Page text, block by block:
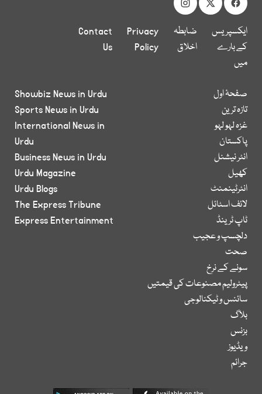
ایکسپریس
کے بارے
میں
ضابطہ
اخلاق
Privacy
Policy
Contact
Us
صفحۂ اول
تازہ ترین
غزہ لہو لہو
پاکستان
انٹر نیشنل
کھیل
انٹرٹینمنٹ
لائف اسٹائل
ٹاپ ٹرینڈ
دلچسپ و عجیب
صحت
سونے کے نرخ
پیٹرولیم مصنوعات کی قیمتیں
سائنس و ٹیکنالوجی
بلاگ
بزنس
ویڈیوز
جرائم
Showbiz News in Urdu
Sports News in Urdu
International News in
Urdu
Business News in Urdu
Urdu Magazine
Urdu Blogs
The Express Tribune
Express Entertainment